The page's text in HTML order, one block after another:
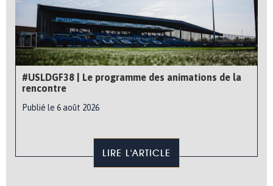
#USLDGF38 | Le programme des animations de la
rencontre
Publié le 6 août 2026
LIRE L'ARTICLE